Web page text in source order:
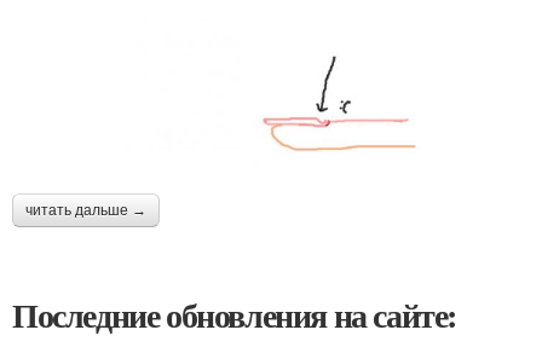
читать дальше →
Последние обновления на сайте: